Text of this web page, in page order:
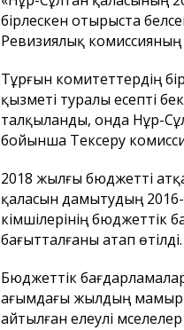
бірлескен отырыста
Ревизиялық
Тұрғын комитеттердің
қызметі туралы есепті
талқыланды, онда Нұр-
бойынша Тексеру
2018 жылғы бюджетті
қаласын дамытудың
әкімшілерінің
бағытталғаны атап өтілді.
Бюджеттік
ағымдағы жылдың мамыр
айтылған елеулі